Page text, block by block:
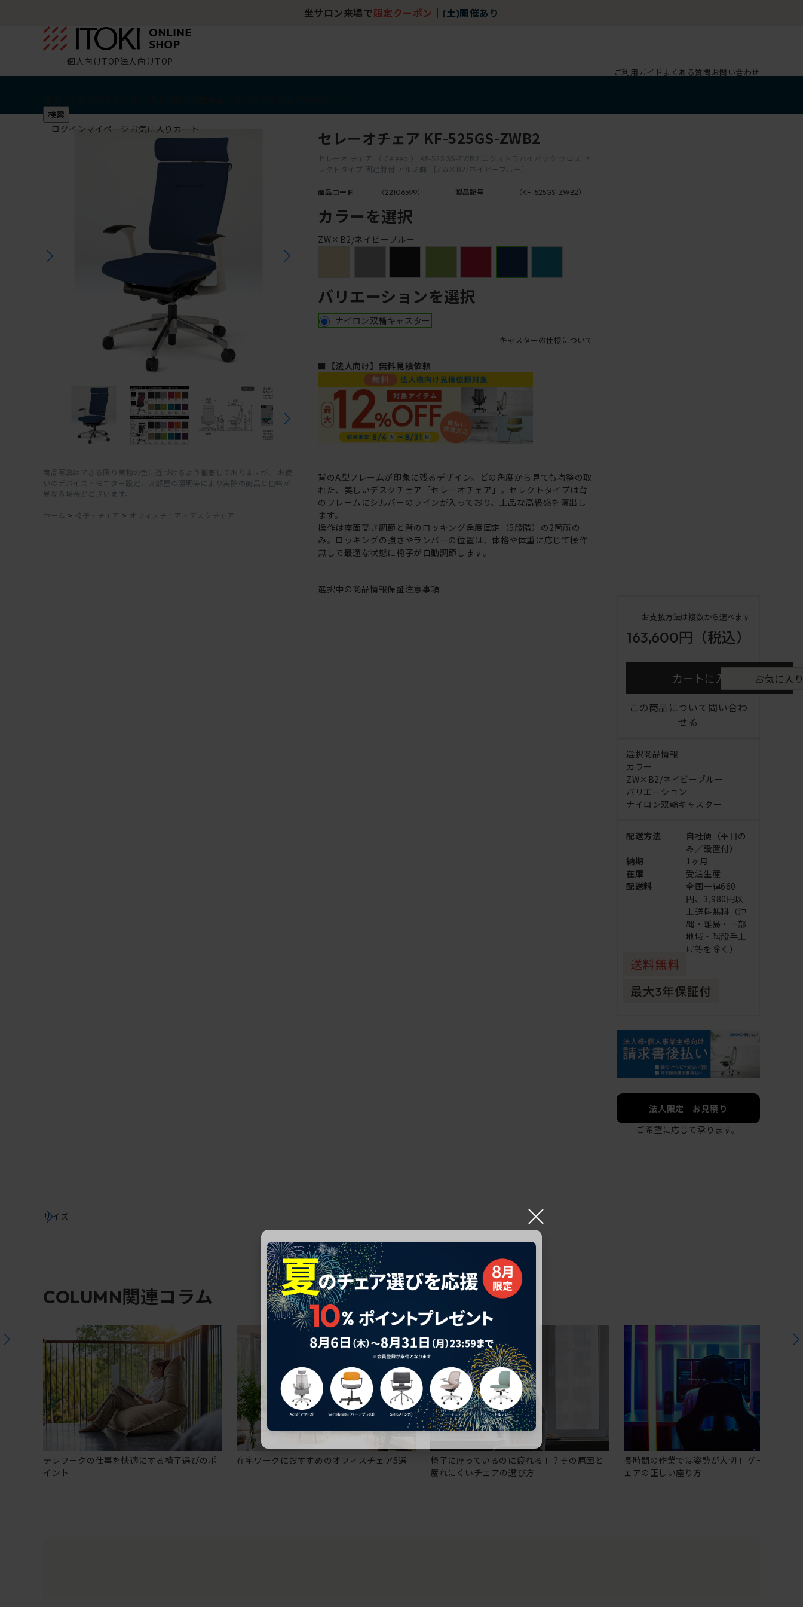
坐サロン来場で 限定クーポン (土)開催あり
個人向けTOP法人向けTOP
ご利用ガイド よくある質問お問い合わせ
検索
ログインマイページ お気に入り カート
商品写真はできる限り実物の色に近づけるよう徹底しておりますが、 お使
いのデバイス・モニター設定、お部屋の照明等により実際の商品と色味が
異なる場合がございます。
ホーム > 椅子・チェア > オフィスチェア・デスクチェア
セレーオチェア KF-525GS-ZWB2
セレーオ チェア （ Celeeo ） KF-525GS-ZWB2 エクストラハイバック クロス セ
レクトタイプ 固定肘付 アルミ脚 ［ZW×B2/ネイビーブルー］
商品コード （22106599） 製品記号 （KF-525GS-ZWB2）
カラーを選択
ZW×B2/ネイビーブルー
バリエーションを選択
ナイロン双輪キャスター
キャスターの仕様について
■【法人向け】無料見積依頼
背のA型フレームが印象に残るデザイン。どの角度から見ても均整の取
れた、美しいデスクチェア「セレーオチェア」。セレクトタイプは背
のフレームにシルバーのラインが入っており、上品な高級感を演出し
ます。
操作は座面高さ調節と背のロッキング角度固定（5段階）の2箇所の
み。ロッキングの強さやランバーの位置は、体格や体重に応じて操作
無しで最適な状態に椅子が自動調節します。
選択中の商品情報保証注意事項
お支払方法は複数から選べます
163,600円 （税込）
カートに入れる お気に入
この商品について問い合わ
せる
選択商品情報
カラー
ZW×B2/ネイビーブルー
バリエーション
ナイロン双輪キャスター
配送方法
自社便（平日の
み／設置付）
納期
1ヶ月
在庫
受注生産
配送料
全国一律660
円、3,980円以
上送料無料（沖
縄・離島・一部
地域・階段手上
げ等を除く）
法人限定 お見積り
ご希望に応じて承ります。
サイズ
COLUMN関連コラム
テレワークの仕事を快適にする椅子選びのポ
イント
在宅ワークにおすすめのオフィスチェア5選
椅子に座っているのに疲れる！？その原因と
疲れにくいチェアの選び方
長時間の作業では姿勢が大切！ ゲーミングチ
ェアの正しい座り方
×